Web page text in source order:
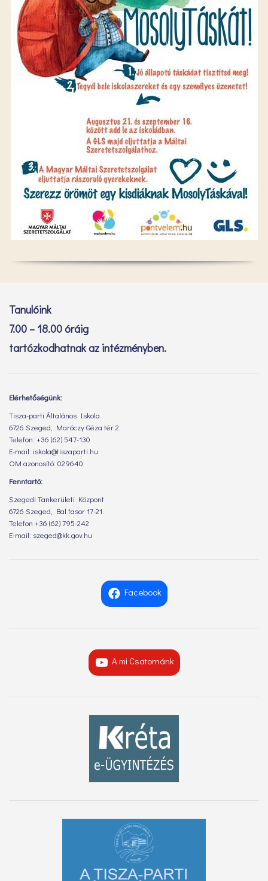
Tanulóink
7.00 – 18.00 óráig
tartózkodhatnak az intézményben.
Elérhetőségünk:
Tisza-parti Általános Iskola
6726 Szeged, Maróczy Géza tér 2.
Telefon: +36 (62) 547-130
E-mail: iskola@tiszaparti.hu
OM azonosító: 029640
Fenntartó:
Szegedi Tankerületi Központ
6726 Szeged, Bal fasor 17-21.
Telefon +36 (62) 795-242
E-mail: szeged@kk.gov.hu
Facebook
A mi Csatornánk